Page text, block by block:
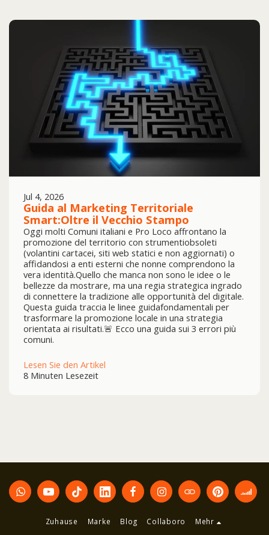
Jul 4, 2026
️Guida al Marketing Territoriale
Smart:Oltre il Vecchio Stampo
Oggi molti Comuni italiani e Pro Loco affrontano la
promozione del territorio con strumentiobsoleti
(volantini cartacei, siti web statici e non aggiornati) o
affidandosi a enti esterni che nonne comprendono la
vera identità.Quello che manca non sono le idee o le
bellezze da mostrare, ma una regia strategica ingrado
di connettere la tradizione alle opportunità del digitale.
Questa guida traccia le linee guidafondamentali per
trasformare la promozione locale in una strategia
orientata ai risultati.🚨 Ecco una guida sui 3 errori più
comuni.
Lesen Sie den Artikel
8 Minuten Lesezeit
Zuhause Marke Blog Collaboro Mehr